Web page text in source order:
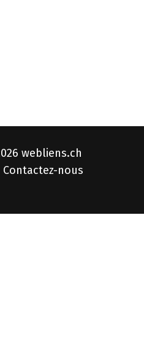
webliens.ch
Contactez-nous